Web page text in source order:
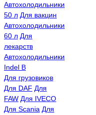
Автохолодильники
50 л Для вакцин
Автохолодильники
60 л Для
лекарств
Автохолодильники
Indel B
Для грузовиков
Для DAF Для
FAW Для IVECO
Для Scania Для